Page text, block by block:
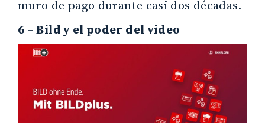
muro de pago durante casi dos décadas.
6 – Bild y el poder del video